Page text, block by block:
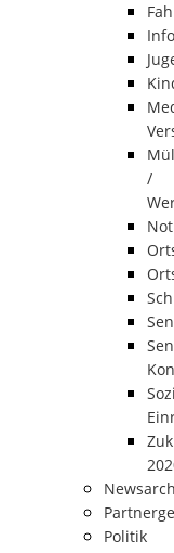
/
Politik